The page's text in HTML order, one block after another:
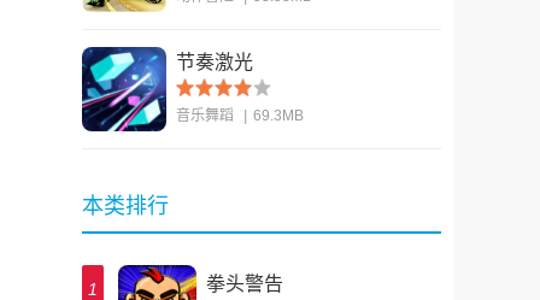
节奏激光
音乐舞蹈 69.3MB
本类排行
1 拳头警告